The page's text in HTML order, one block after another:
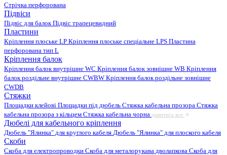
Стрічка перфорована
Підвіси
Підвіс для балокПідвіс трапецевидний
Пластини
Кріплення плоське LP Кріплення плоське спеціальне LPS Пластина
перфорована тип L
Кріплення балок
Кріплення балок внутрішне WC Кріплення балок зовнішне WB Кріплення
балок роздільне внутрішне CWBW Кріплення балок роздільне зовнішне
CWDB
Стяжки
Площадки клейові Площадки під дюбель Стяжка кабельна прозора Стяжка
кабельна прозора з кільцем Стяжка кабельна чорна дивитись все
Дюбелі для кабельного кріплення
Дюбель "Ялинка" для круглого кабеля Дюбель "Ялинка" для плоского кабеля
Скоби
Скоба для електропроводки Скоба для металорукава дволапкова Скоба для